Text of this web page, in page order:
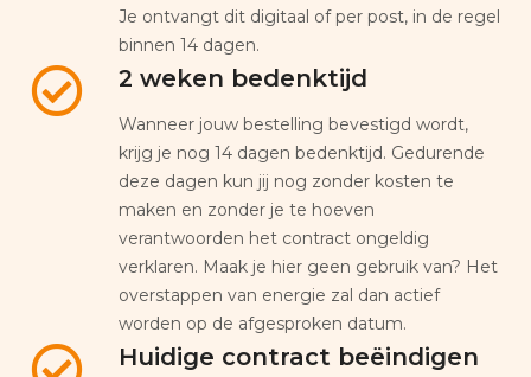
Je ontvangt dit digitaal of per post, in de regel
binnen 14 dagen.
2 weken bedenktijd
Wanneer jouw bestelling bevestigd wordt,
krijg je nog 14 dagen bedenktijd. Gedurende
deze dagen kun jij nog zonder kosten te
maken en zonder je te hoeven
verantwoorden het contract ongeldig
verklaren. Maak je hier geen gebruik van? Het
overstappen van energie zal dan actief
worden op de afgesproken datum.
Huidige contract beëindigen